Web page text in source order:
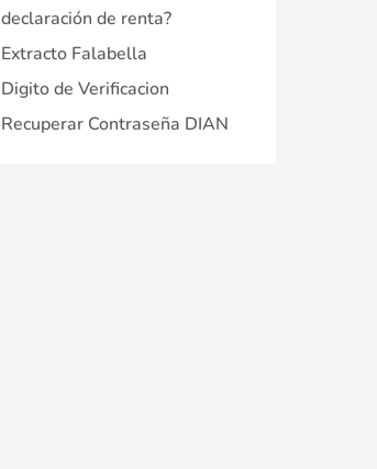
declaración de renta?
Extracto Falabella
Digito de Verificacion
Recuperar Contraseña DIAN